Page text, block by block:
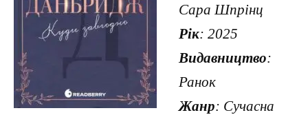
Сара Шпрінц
Рік: 2025
Видавництво:
Ранок
Жанр: Сучасна